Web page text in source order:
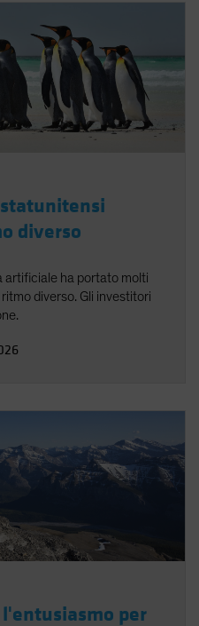
diverso
artificiale ha portato molti
diverso. Gli investitori
per